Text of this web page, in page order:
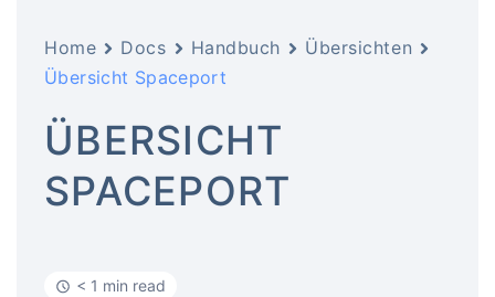
Home Docs Handbuch
Übersichten
Übersicht Spaceport
ÜBERSICHT
SPACEPORT
< 1 min read